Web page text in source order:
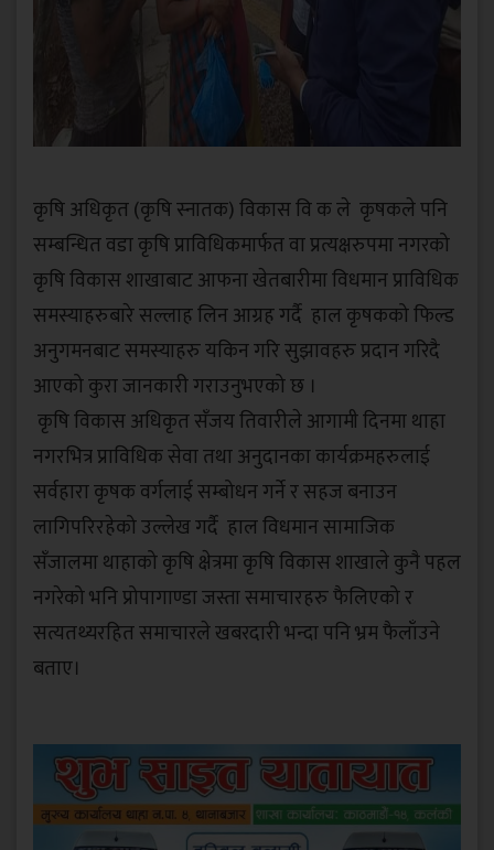
कृषि अधिकृत (कृषि स्नातक) विकास वि क ले कृषकले पनि
सम्बन्धित वडा कृषि प्राविधिकमार्फत वा प्रत्यक्षरुपमा नगरको
कृषि विकास शाखाबाट आफना खेतबारीमा विधमान प्राविधिक
समस्याहरुबारे सल्लाह लिन आग्रह गर्दै हाल कृषकको फिल्ड
अनुगमनबाट समस्याहरु यकिन गरि सुझावहरु प्रदान गरिदै
आएको कुरा जानकारी गराउनुभएको छ ।
कृषि विकास अधिकृत सँजय तिवारीले आगामी दिनमा थाहा
नगरभित्र प्राविधिक सेवा तथा अनुदानका कार्यक्रमहरुलाई
सर्वहारा कृषक वर्गलाई सम्बोधन गर्ने र सहज बनाउन
लागिपरिरहेको उल्लेख गर्दै हाल विधमान सामाजिक
सँजालमा थाहाको कृषि क्षेत्रमा कृषि विकास शाखाले कुनै पहल
नगरेको भनि प्रोपागाण्डा जस्ता समाचारहरु फैलिएको र
सत्यतथ्यरहित समाचारले खबरदारी भन्दा पनि भ्रम फैलाँउने
बताए।